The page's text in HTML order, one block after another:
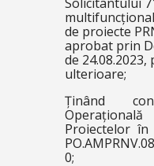
de proiecte
aprobat prin
de
ulterioare;
Ținând
Proiectelor în
0;